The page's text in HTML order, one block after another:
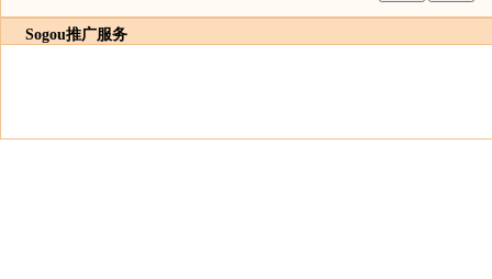
Sogou推广服务